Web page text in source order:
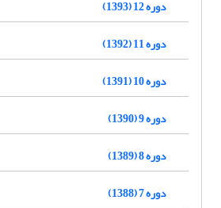
دوره 12 (1393)
دوره 11 (1392)
دوره 10 (1391)
دوره 9 (1390)
دوره 8 (1389)
دوره 7 (1388)